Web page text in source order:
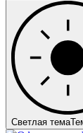
Светлая тема